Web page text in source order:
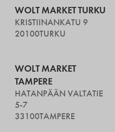
WOLT MARKET TURKU
KRISTIINANKATU 9
20100TURKU
WOLT MARKET
TAMPERE
HATANPÄÄN VALTATIE
5-7
33100TAMPERE